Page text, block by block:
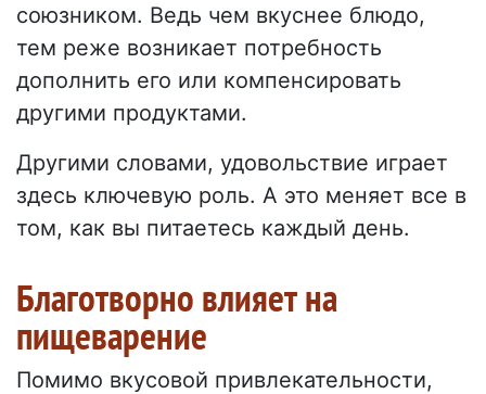
союзником. Ведь чем вкуснее блюдо,
тем реже возникает потребность
дополнить его или компенсировать
другими продуктами.
Другими словами, удовольствие играет
здесь ключевую роль. А это меняет все в
том, как вы питаетесь каждый день.
Благотворно влияет на
пищеварение
Помимо вкусовой привлекательности,